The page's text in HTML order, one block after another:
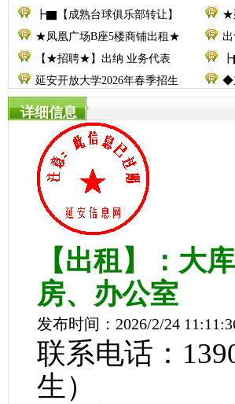
┣▇【成熟台球俱乐部转让】
★
★凤凰广场B座5楼商铺出租★
【★招聘★】出纳 业务代表
延安开放大学2026年春季招生
◆
详细信息
【出租】：大
房、办公室
发布时间：2026/2/24
联系电话：
生）